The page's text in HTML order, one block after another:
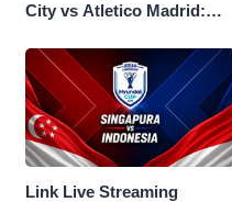
City vs Atletico Madrid:
Link Live Streaming